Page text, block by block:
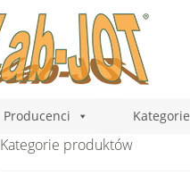
Producenci Kategorie
Kategorie produktów